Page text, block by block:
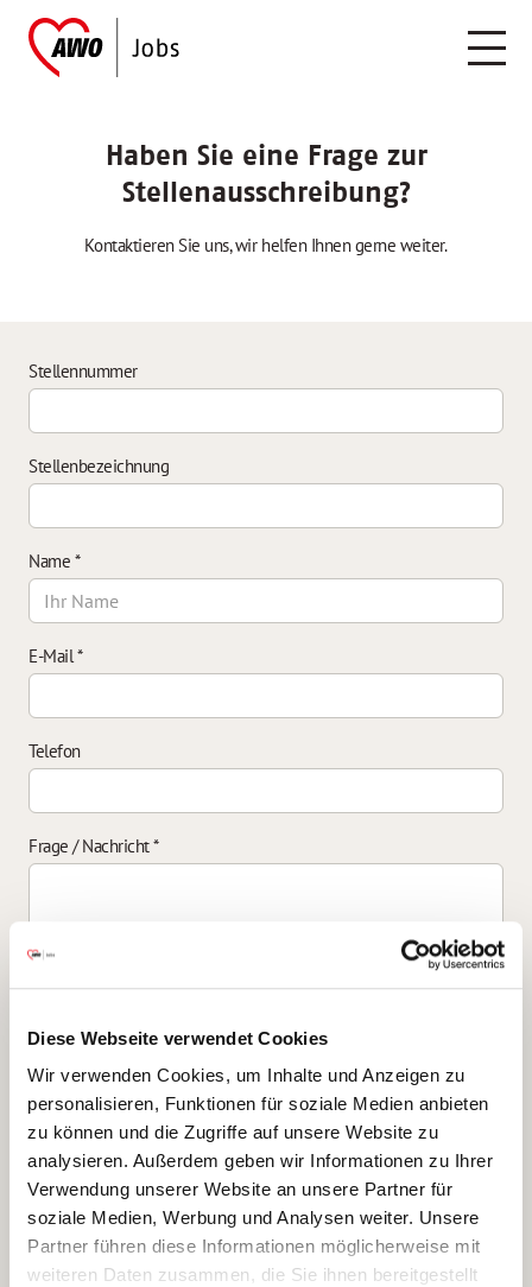
Diese Webseite verwendet Cookies
Wir verwenden Cookies, um Inhalte und Anzeigen zu
personalisieren, Funktionen für soziale Medien anbieten
zu können und die Zugriffe auf unsere Website zu
analysieren. Außerdem geben wir Informationen zu Ihrer
Verwendung unserer Website an unsere Partner für
soziale Medien, Werbung und Analysen weiter. Unsere
Partner führen diese Informationen möglicherweise mit
weiteren Daten zusammen, die Sie ihnen bereitgestellt
Haben Sie eine Frage zur
Stellenausschreibung?
Kontaktieren Sie uns, wir helfen Ihnen gerne weiter.
Stellennummer
Stellenbezeichnung
Name *
E-Mail*
Telefon
Frage / Nachricht*
Ich bin damit einverstanden, dass meine personenbezogenen Daten
ausschließlich zum Zweck der Durchführung der Kontaktanfrage
verarbeitet, auf IT- Systemen der Garitz Bewirtschaftungsbetriebe
GmbH, Heinrich-von-Kleist-Straße 2, 97688 Bad Kissingen
(Betreiber) gespeichert und an die für das Stellenangebot
verantwortliche Stelle zur Kontaktaufnahme weitergegeben
werden.
Diese Einwilligungserklärung kann ich jederzeit gegenüber dem